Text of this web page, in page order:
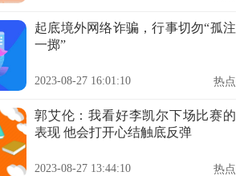
起底境外网络诈骗，行事切勿“孤注
一掷”
2023-08-27 16:01:10 热点
郭艾伦：我看好李凯尔下场比赛的
表现 他会打开心结触底反弹
2023-08-27 13:44:10 热点